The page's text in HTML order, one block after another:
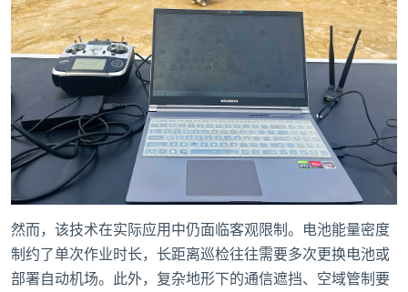
然而，该技术在实际应用中仍面临客观限制。电池能量密度
制约了单次作业时长，长距离巡检往往需要多次更换电池或
部署自动机场。此外，复杂地形下的通信遮挡、空域管制要